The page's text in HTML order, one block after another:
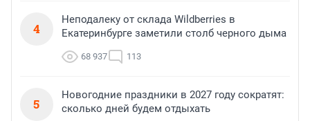
4
Неподалеку от склада Wildberries в
Екатеринбурге заметили столб черного дыма
68 937 113
5
Новогодние праздники в 2027 году сократят:
сколько дней будем отдыхать